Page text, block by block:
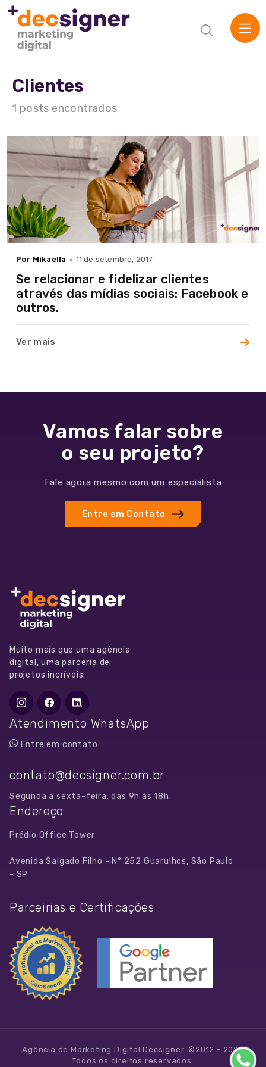
Home
A Agência
Cases
Blog
Contato
11
4299
contato@decsigner.com.br
Clientes
1 posts encontrados
Por Mikaella 11 de setembro, 2017
Se relacionar e fidelizar clientes
através das mídias sociais: Facebook e
outros.
Ver mais
Vamos falar sobre
o seu projeto?
Fale agora mesmo com um especialista
Entre em Contato
Muito mais que uma agência
digital, uma parceria de
projetos incríveis.
Atendimento WhatsApp
Entre em contato
contato@decsigner.com.br
Segunda a sexta-feira: das 9h às 18h.
Endereço
Prédio Office Tower
Avenida Salgado Filho - N° 252 Guarulhos, São Paulo
- SP
Parceirias e Certificações
Agência de Marketing Digital Decsigner. ©2012 - 2026
Todos os direitos reservados.